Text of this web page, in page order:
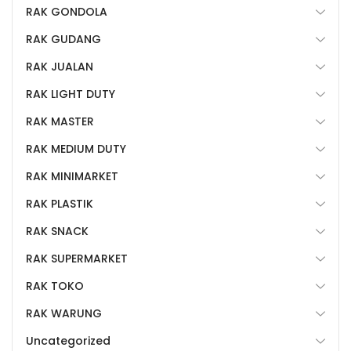
RAK GONDOLA
RAK GUDANG
RAK JUALAN
RAK LIGHT DUTY
RAK MASTER
RAK MEDIUM DUTY
RAK MINIMARKET
RAK PLASTIK
RAK SNACK
RAK SUPERMARKET
RAK TOKO
RAK WARUNG
Uncategorized